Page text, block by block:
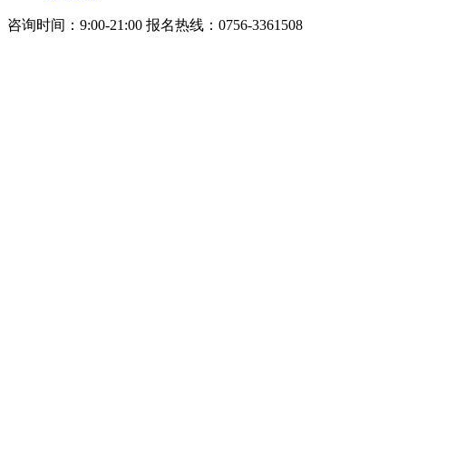
咨询时间：9:00-21:00 报名热线：0756-3361508